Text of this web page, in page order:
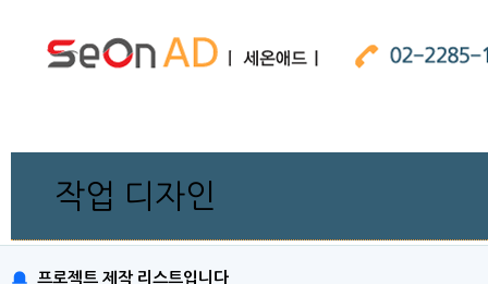
작업 디자인
프로젝트 제작 리스트입니다